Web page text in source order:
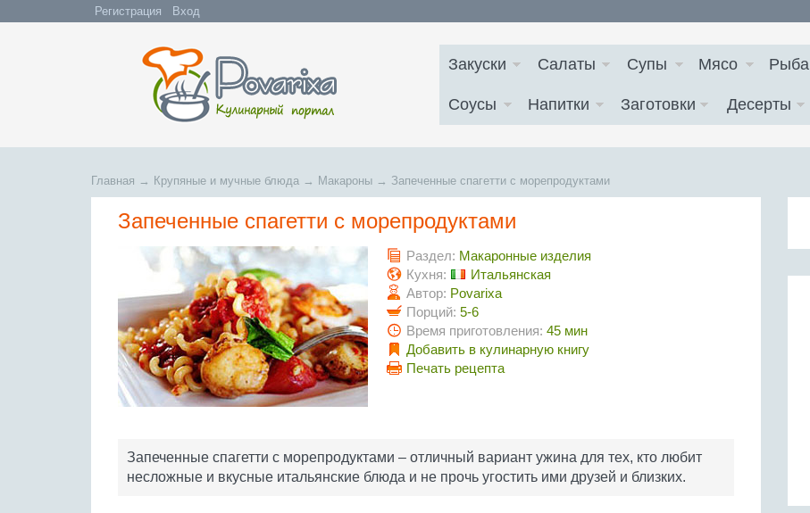
Регистрация Вход
Закуски Салаты Супы Мясо Рыба
Соусы Напитки Заготовки Десерты
Главная → Крупяные и мучные блюда → Макароны → Запеченные спагетти с морепродуктами
Запеченные спагетти с морепродуктами
Раздел: Макаронные изделия
Кухня:
Итальянская
Автор: Povarixa
Порций: 5-6
Время приготовления: 45 мин
Добавить в кулинарную книгу
Печать рецепта
Запеченные спагетти c морепродуктами – отличный вариант ужина для тех, кто любит
несложные и вкусные итальянские блюда и не прочь угостить ими друзей и близких.